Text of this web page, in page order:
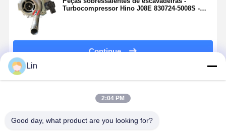
Turbocompressor Hino J08E 830724-5008S -
Continue
Lin
2:04 PM
Good day, what product are you looking for?